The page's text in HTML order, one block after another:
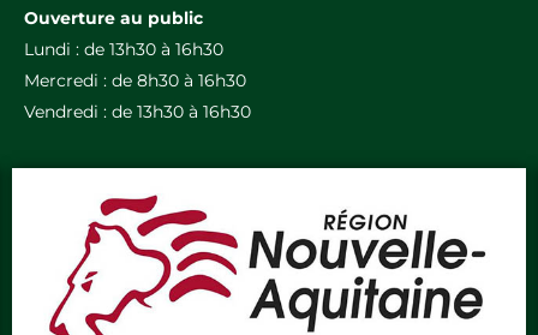
Ouverture au public
Lundi : de 13h30 à 16h30
Mercredi : de 8h30 à 16h30
Vendredi : de 13h30 à 16h30